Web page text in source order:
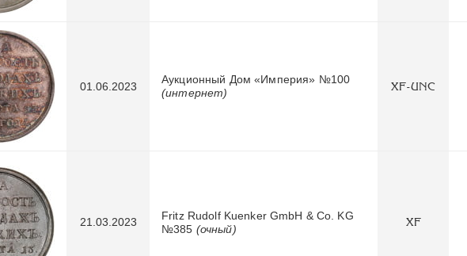
01.06.2023
Аукционный Дом «Империя» №100
(интернет)
XF-UNC
21.03.2023
Fritz Rudolf Kuenker GmbH & Co. KG
№385 (очный)
XF